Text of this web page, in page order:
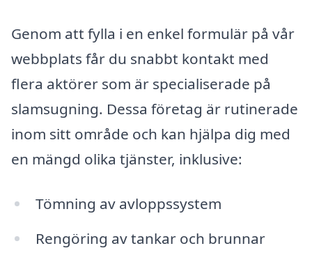
Genom att fylla i en enkel formulär på vår
webbplats får du snabbt kontakt med
flera aktörer som är specialiserade på
slamsugning. Dessa företag är rutinerade
inom sitt område och kan hjälpa dig med
en mängd olika tjänster, inklusive:
Tömning av avloppssystem
Rengöring av tankar och brunnar